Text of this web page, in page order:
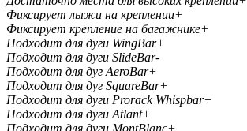
Фиксирует лыжи на креплении+
Фиксирует крепление на багажнике+
Подходит для дуги WingBar+
Подходит для дуги SlideBar-
Подходит для дуг AeroBar+
Подходит для дуг SquareBar+
Подходит для дуги Prorack Whispbar+
Подходит для дуги Atlant+
Подходит для дуги MontBlanc+